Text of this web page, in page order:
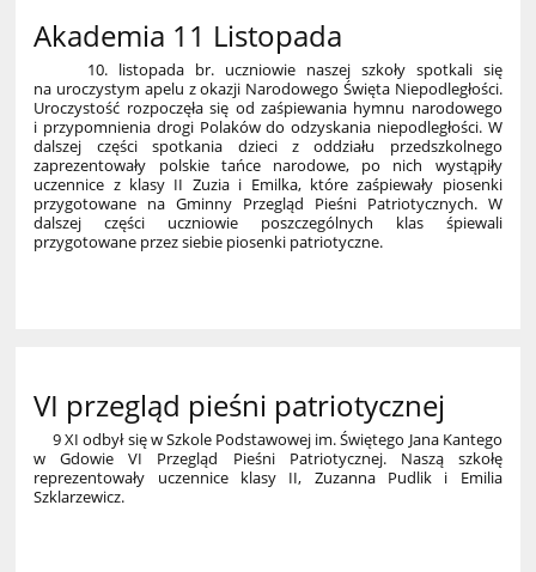
Akademia 11 Listopada
10. listopada br. uczniowie naszej szkoły spotkali się
na uroczystym apelu z okazji Narodowego Święta Niepodległości.
Uroczystość rozpoczęła się od zaśpiewania hymnu narodowego
i przypomnienia drogi Polaków do odzyskania niepodległości. W
dalszej części spotkania dzieci z oddziału przedszkolnego
zaprezentowały polskie tańce narodowe, po nich wystąpiły
uczennice z klasy II Zuzia i Emilka, które zaśpiewały piosenki
przygotowane na Gminny Przegląd Pieśni Patriotycznych. W
dalszej części uczniowie poszczególnych klas śpiewali
przygotowane przez siebie piosenki patriotyczne.
VI przegląd pieśni patriotycznej
9 XI odbył się w Szkole Podstawowej im. Świętego Jana Kantego
w Gdowie VI Przegląd Pieśni Patriotycznej. Naszą szkołę
reprezentowały uczennice klasy II, Zuzanna Pudlik i Emilia
Szklarzewicz.